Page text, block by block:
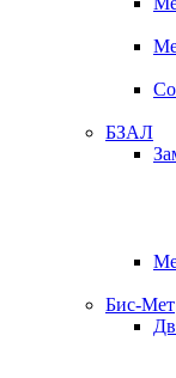
БЗАЛ
Бис-Мет